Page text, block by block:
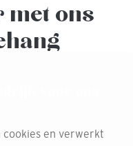
ons
en verwerkt